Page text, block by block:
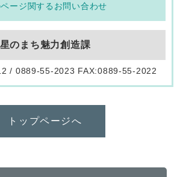
ページ関するお問い合わせ
星のまち魅力創造課
/ 0889-55-2023 FAX:0889-55-2022
トップページへ